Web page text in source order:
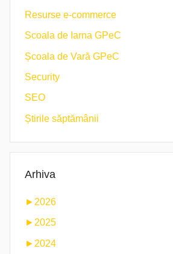
Resurse e-commerce
Scoala de Iarna GPeC
Școala de Vară GPeC
Security
SEO
Știrile săptămânii
Arhiva
► 2026
► 2025
► 2024